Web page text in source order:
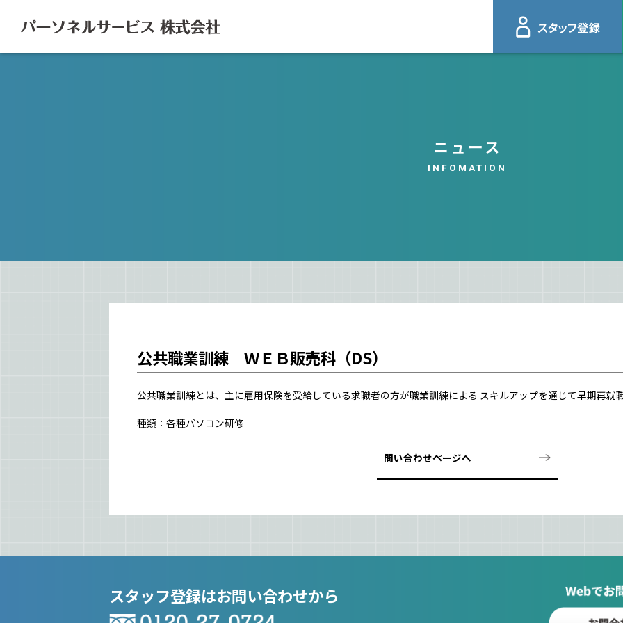
ニュース
INFOMATION
公共職業訓練 ＷＥＢ販売科（DS）
公共職業訓練とは、主に雇用保険を受給している求職者の方が職業訓練による スキルアップを通じて早期再就
種類：各種パソコン研修
問い合わせページへ
スタッフ登録はお問い合わせから